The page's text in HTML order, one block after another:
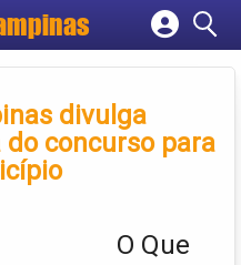
empresa
conta divulga
concurso para
O Que